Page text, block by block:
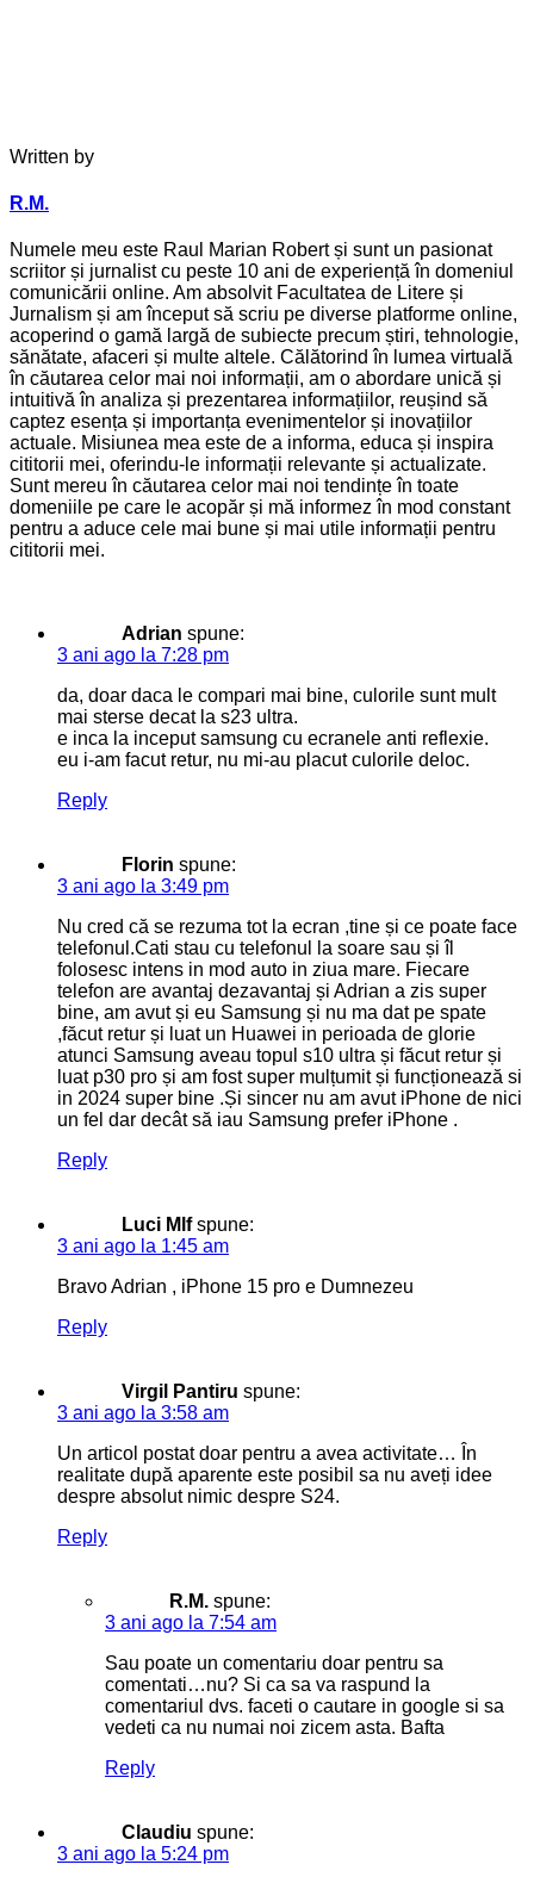
Written by
R.M.
Numele meu este Raul Marian Robert și sunt un pasionat
scriitor și jurnalist cu peste 10 ani de experiență în domeniul
comunicării online. Am absolvit Facultatea de Litere și
Jurnalism și am început să scriu pe diverse platforme online,
acoperind o gamă largă de subiecte precum știri, tehnologie,
sănătate, afaceri și multe altele. Călătorind în lumea virtuală
în căutarea celor mai noi informații, am o abordare unică și
intuitivă în analiza și prezentarea informațiilor, reușind să
captez esența și importanța evenimentelor și inovațiilor
actuale. Misiunea mea este de a informa, educa și inspira
cititorii mei, oferindu-le informații relevante și actualizate.
Sunt mereu în căutarea celor mai noi tendințe în toate
domeniile pe care le acopăr și mă informez în mod constant
pentru a aduce cele mai bune și mai utile informații pentru
cititorii mei.
Adrian spune:
3 ani ago la 7:28 pm
da, doar daca le compari mai bine, culorile sunt mult
mai sterse decat la s23 ultra.
e inca la inceput samsung cu ecranele anti reflexie.
eu i-am facut retur, nu mi-au placut culorile deloc.
Reply
Florin spune:
3 ani ago la 3:49 pm
Nu cred că se rezuma tot la ecran ,tine și ce poate face
telefonul.Cati stau cu telefonul la soare sau și îl
folosesc intens in mod auto in ziua mare. Fiecare
telefon are avantaj dezavantaj și Adrian a zis super
bine, am avut și eu Samsung și nu ma dat pe spate
,făcut retur și luat un Huawei in perioada de glorie
atunci Samsung aveau topul s10 ultra și făcut retur și
luat p30 pro și am fost super mulțumit și funcționează si
in 2024 super bine .Și sincer nu am avut iPhone de nici
un fel dar decât să iau Samsung prefer iPhone .
Reply
Luci Mlf spune:
3 ani ago la 1:45 am
Bravo Adrian , iPhone 15 pro e Dumnezeu
Reply
Virgil Pantiru spune:
3 ani ago la 3:58 am
Un articol postat doar pentru a avea activitate… În
realitate după aparente este posibil sa nu aveți idee
despre absolut nimic despre S24.
Reply
R.M. spune:
3 ani ago la 7:54 am
Sau poate un comentariu doar pentru sa
comentati…nu? Si ca sa va raspund la
comentariul dvs. faceti o cautare in google si sa
vedeti ca nu numai noi zicem asta. Bafta
Reply
Claudiu spune:
3 ani ago la 5:24 pm